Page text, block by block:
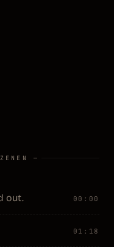
—
out. 00:00
01:18